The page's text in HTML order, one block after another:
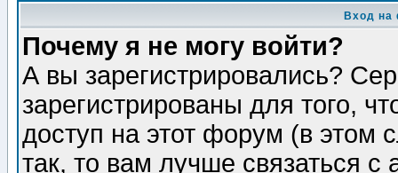
Вход на
Почему я не могу войти?
А вы зарегистрировались?
зарегистрированы для того,
доступ на этот форум (в этом
так, то вам лучше связаться